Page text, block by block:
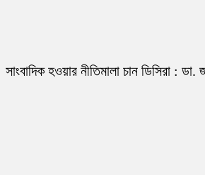
সাংবাদিক হওয়ার নীতিমালা চান ডিসিরা :